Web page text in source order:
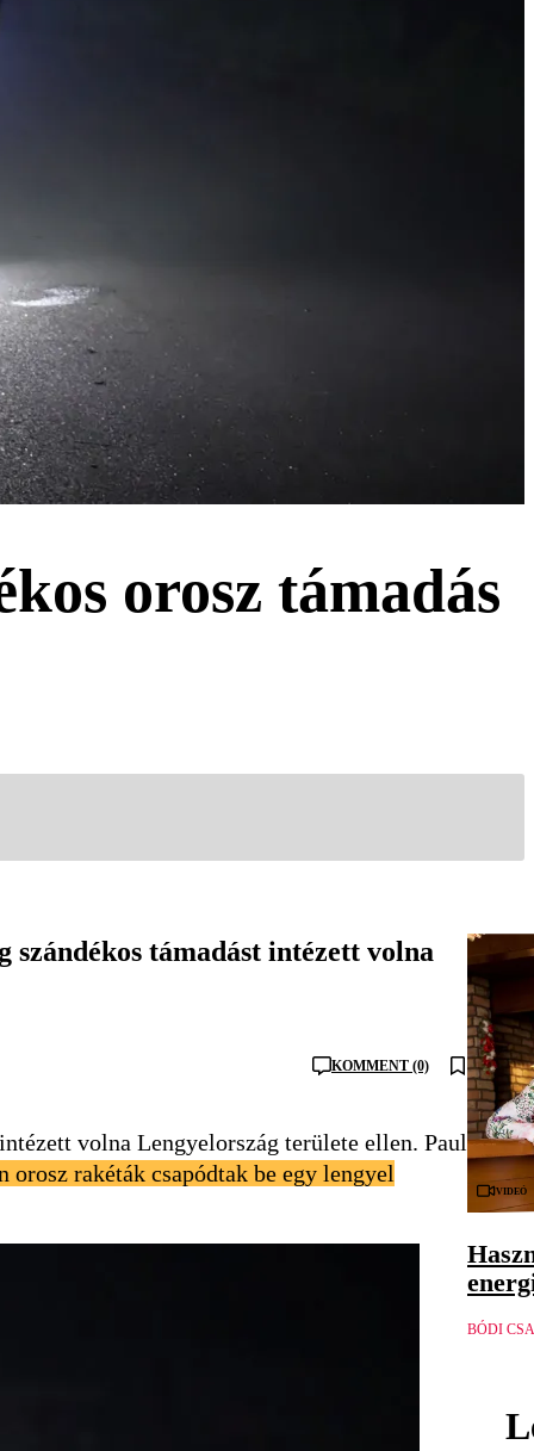
orosz támadás
támadást intézett volna
KOMMENT (0)
volna Lengyelország területe ellen. Paul
orosz rakéták csapódtak be egy lengyel
Videó
BÓDI